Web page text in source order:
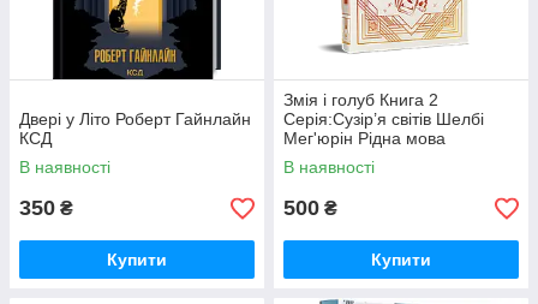
Двері у Літо Роберт Гайнлайн
КСД
В наявності
350 ₴
Купити
Змія і голуб Книга 2
Серія:Сузір’я світів Шелбі
Мег'юрін Рідна мова
В наявності
500 ₴
Купити